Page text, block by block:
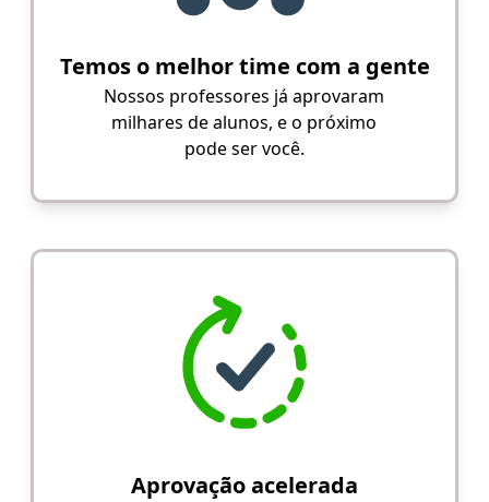
Temos o melhor time com a gente
Nossos professores já aprovaram
milhares de alunos, e o próximo
pode ser você.
Aprovação acelerada